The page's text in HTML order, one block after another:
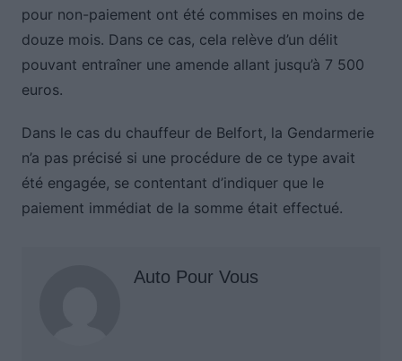
pour non-paiement ont été commises en moins de
douze mois. Dans ce cas, cela relève d’un délit
pouvant entraîner une amende allant jusqu’à 7 500
euros.
Dans le cas du chauffeur de Belfort, la Gendarmerie
n’a pas précisé si une procédure de ce type avait
été engagée, se contentant d’indiquer que le
paiement immédiat de la somme était effectué.
Auto Pour Vous